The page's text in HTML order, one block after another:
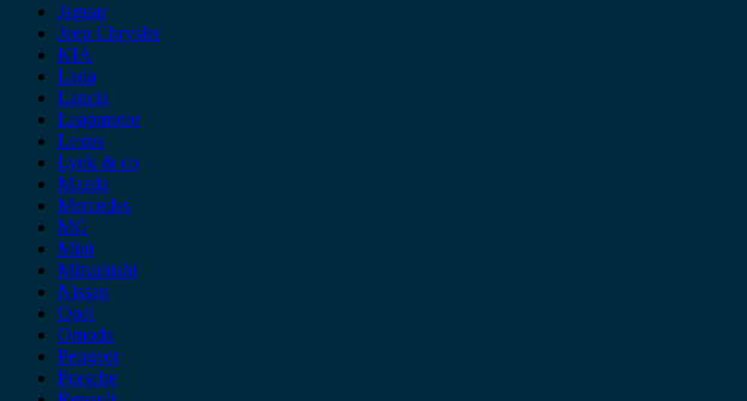
Jaguar
Jeep Chrysler
KIA
Lada
Lancia
Leapmotor
Lexus
Lynk & co
Mazda
Mercedes
MG
Mini
Mitsubishi
Nissan
Opel
Omoda
Peugeot
Porsche